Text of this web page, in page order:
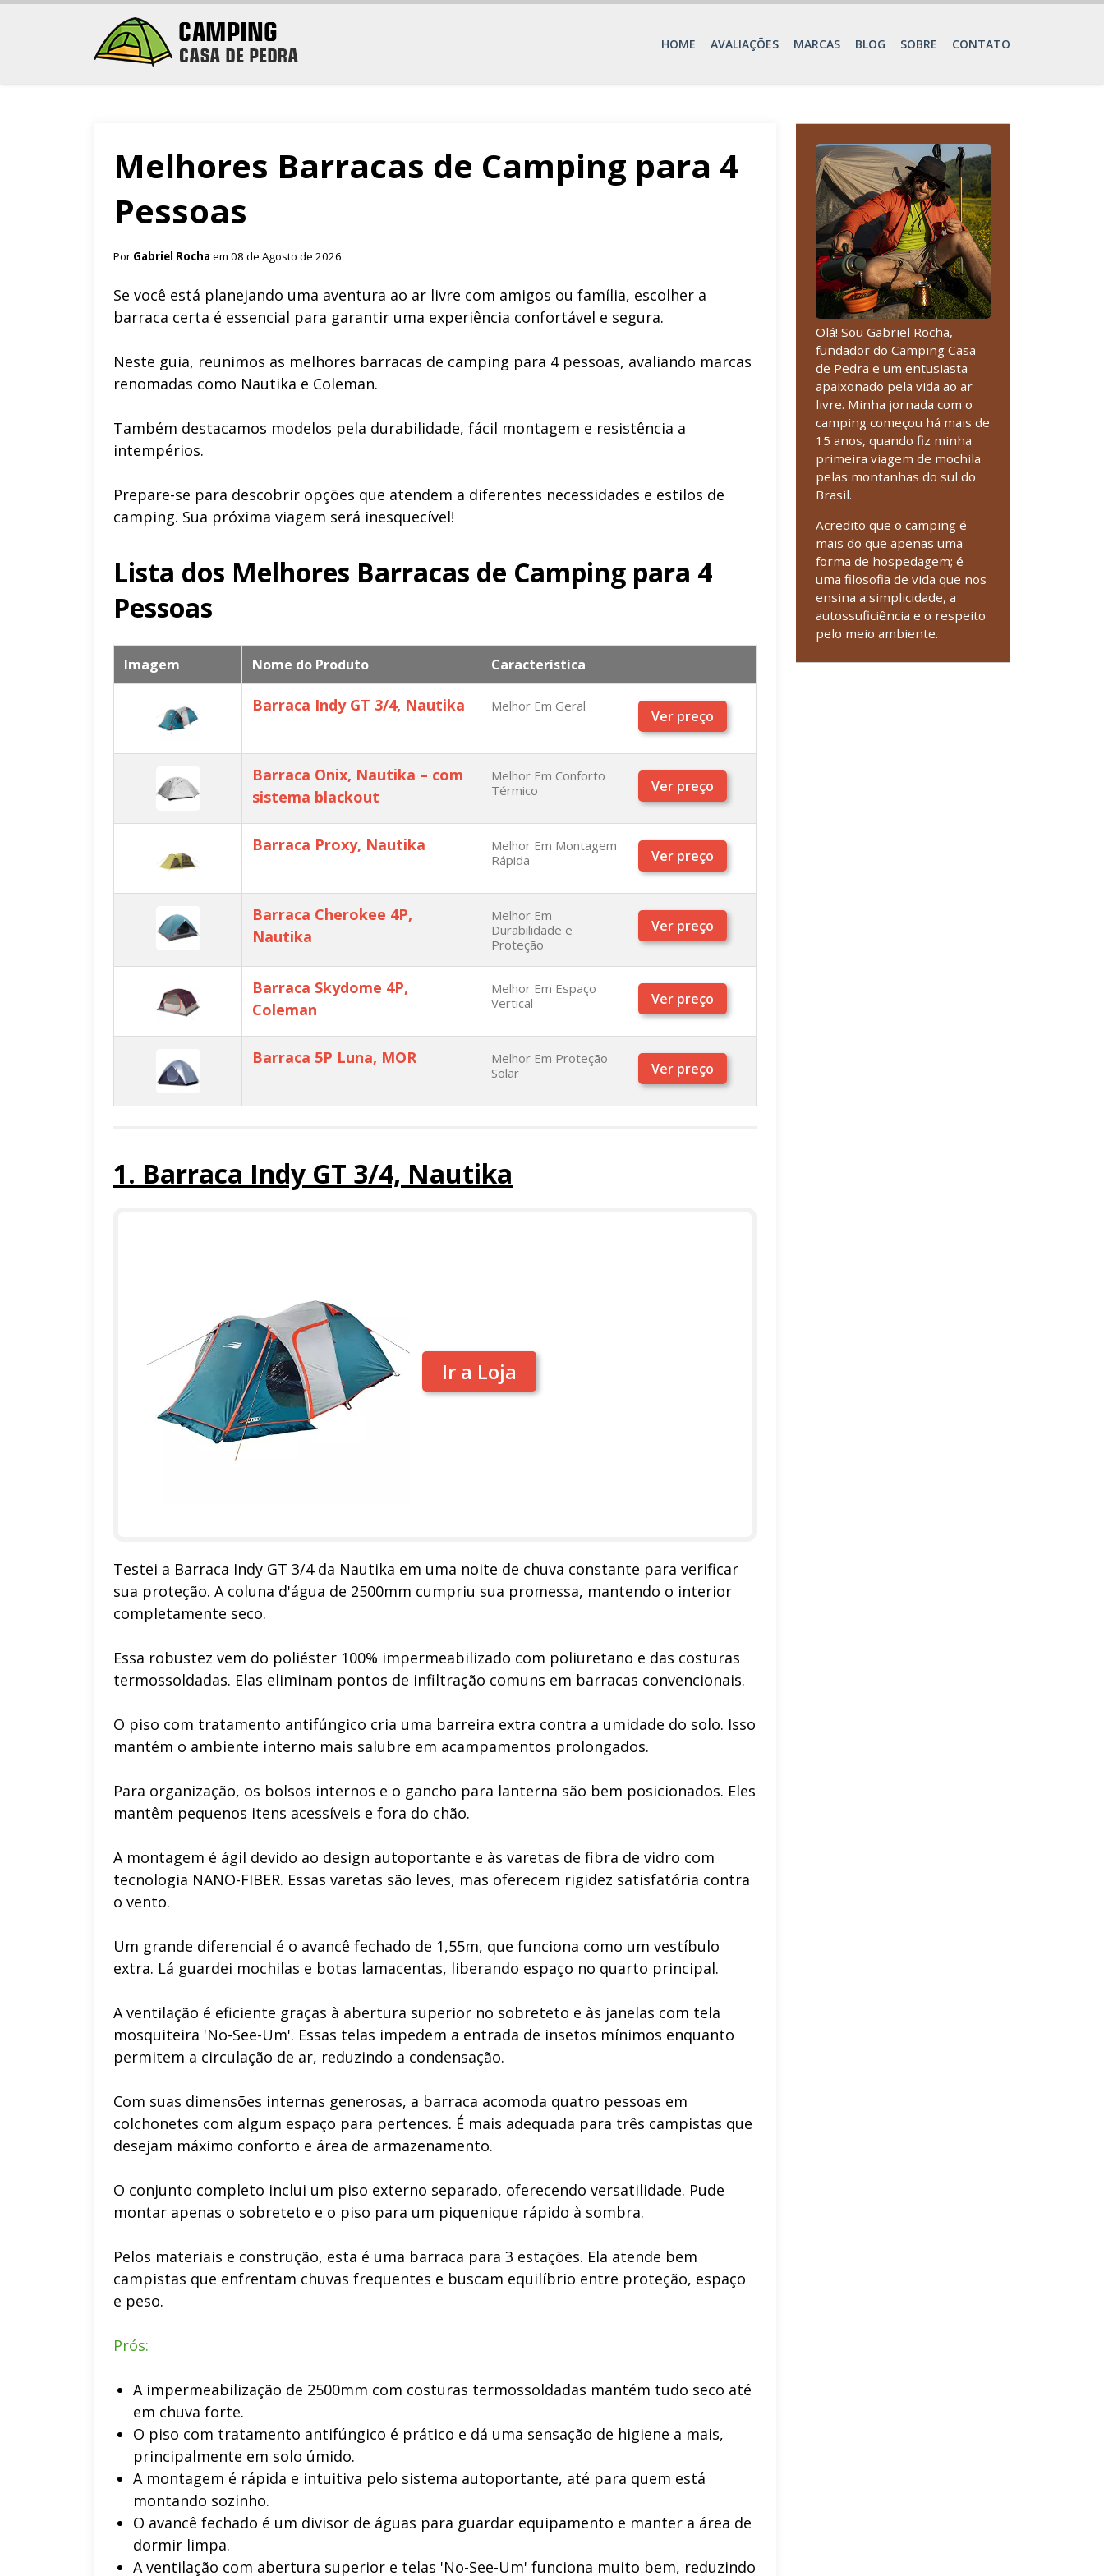
HOME AVALIAÇÕES MARCAS BLOG SOBRE CONTATO
Melhores Barracas de Camping para 4
Pessoas
Por Gabriel Rocha em 08 de Agosto de 2026
Se você está planejando uma aventura ao ar livre com amigos ou família, escolher a
barraca certa é essencial para garantir uma experiência confortável e segura.
Neste guia, reunimos as melhores barracas de camping para 4 pessoas, avaliando marcas
renomadas como Nautika e Coleman.
Também destacamos modelos pela durabilidade, fácil montagem e resistência a
intempérios.
Prepare-se para descobrir opções que atendem a diferentes necessidades e estilos de
camping. Sua próxima viagem será inesquecível!
Lista dos Melhores Barracas de Camping para 4
Pessoas
Imagem Nome do Produto Característica
Barraca Indy GT 3/4, Nautika Melhor Em Geral
Ver preço
Barraca Onix, Nautika – com
sistema blackout
Melhor Em Conforto
Térmico
Ver preço
Barraca Proxy, Nautika
Melhor Em Montagem
Rápida
Ver preço
Barraca Cherokee 4P,
Nautika
Melhor Em
Durabilidade e
Proteção
Ver preço
Barraca Skydome 4P,
Coleman
Melhor Em Espaço
Vertical
Ver preço
Barraca 5P Luna, MOR
Melhor Em Proteção
Solar
Ver preço
1. Barraca Indy GT 3/4, Nautika
Ir a Loja
Testei a Barraca Indy GT 3/4 da Nautika em uma noite de chuva constante para verificar
sua proteção. A coluna d'água de 2500mm cumpriu sua promessa, mantendo o interior
completamente seco.
Essa robustez vem do poliéster 100% impermeabilizado com poliuretano e das costuras
termossoldadas. Elas eliminam pontos de infiltração comuns em barracas convencionais.
O piso com tratamento antifúngico cria uma barreira extra contra a umidade do solo. Isso
mantém o ambiente interno mais salubre em acampamentos prolongados.
Para organização, os bolsos internos e o gancho para lanterna são bem posicionados. Eles
mantêm pequenos itens acessíveis e fora do chão.
A montagem é ágil devido ao design autoportante e às varetas de fibra de vidro com
tecnologia NANO-FIBER. Essas varetas são leves, mas oferecem rigidez satisfatória contra
o vento.
Um grande diferencial é o avancê fechado de 1,55m, que funciona como um vestíbulo
extra. Lá guardei mochilas e botas lamacentas, liberando espaço no quarto principal.
A ventilação é eficiente graças à abertura superior no sobreteto e às janelas com tela
mosquiteira 'No-See-Um'. Essas telas impedem a entrada de insetos mínimos enquanto
permitem a circulação de ar, reduzindo a condensação.
Com suas dimensões internas generosas, a barraca acomoda quatro pessoas em
colchonetes com algum espaço para pertences. É mais adequada para três campistas que
desejam máximo conforto e área de armazenamento.
O conjunto completo inclui um piso externo separado, oferecendo versatilidade. Pude
montar apenas o sobreteto e o piso para um piquenique rápido à sombra.
Pelos materiais e construção, esta é uma barraca para 3 estações. Ela atende bem
campistas que enfrentam chuvas frequentes e buscam equilíbrio entre proteção, espaço
e peso.
Prós:
A impermeabilização de 2500mm com costuras termossoldadas mantém tudo seco até
em chuva forte.
O piso com tratamento antifúngico é prático e dá uma sensação de higiene a mais,
principalmente em solo úmido.
A montagem é rápida e intuitiva pelo sistema autoportante, até para quem está
montando sozinho.
O avancê fechado é um divisor de águas para guardar equipamento e manter a área de
dormir limpa.
A ventilação com abertura superior e telas 'No-See-Um' funciona muito bem, reduzindo
Olá! Sou Gabriel Rocha,
fundador do Camping Casa
de Pedra e um entusiasta
apaixonado pela vida ao ar
livre. Minha jornada com o
camping começou há mais de
15 anos, quando fiz minha
primeira viagem de mochila
pelas montanhas do sul do
Brasil.
Acredito que o camping é
mais do que apenas uma
forma de hospedagem; é
uma filosofia de vida que nos
ensina a simplicidade, a
autossuficiência e o respeito
pelo meio ambiente.